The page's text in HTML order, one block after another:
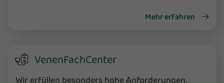
Mehr erfahren
VenenFachCenter
Wir erfüllen besonders hohe Anforderungen,